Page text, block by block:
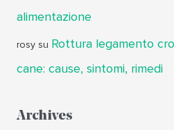
alimentazione
rosysu Rottura legamento
cane: cause, sintomi, rimedi
Archives